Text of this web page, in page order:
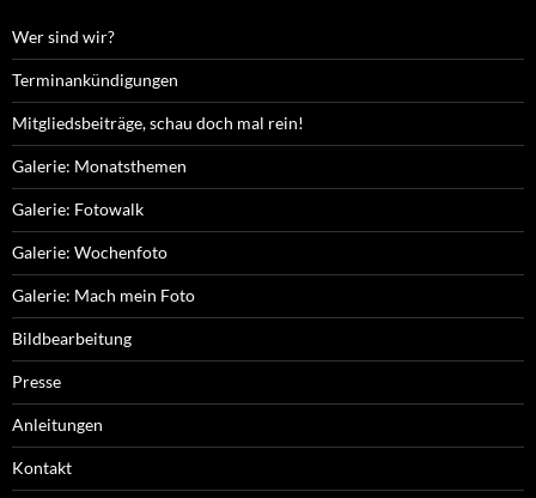
Wer sind wir?
Terminankündigungen
Mitgliedsbeiträge, schau doch mal rein!
Galerie: Monatsthemen
Galerie: Fotowalk
Galerie: Wochenfoto
Galerie: Mach mein Foto
Bildbearbeitung
Presse
Anleitungen
Kontakt